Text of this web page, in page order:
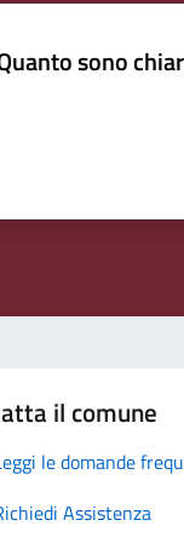
sono
il comune
le domande
Assistenza